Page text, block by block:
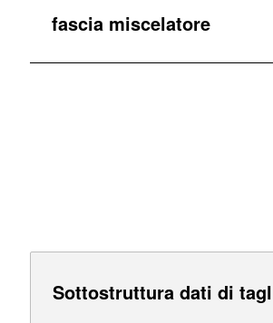
fascia miscelatore
Sottostruttura dati di